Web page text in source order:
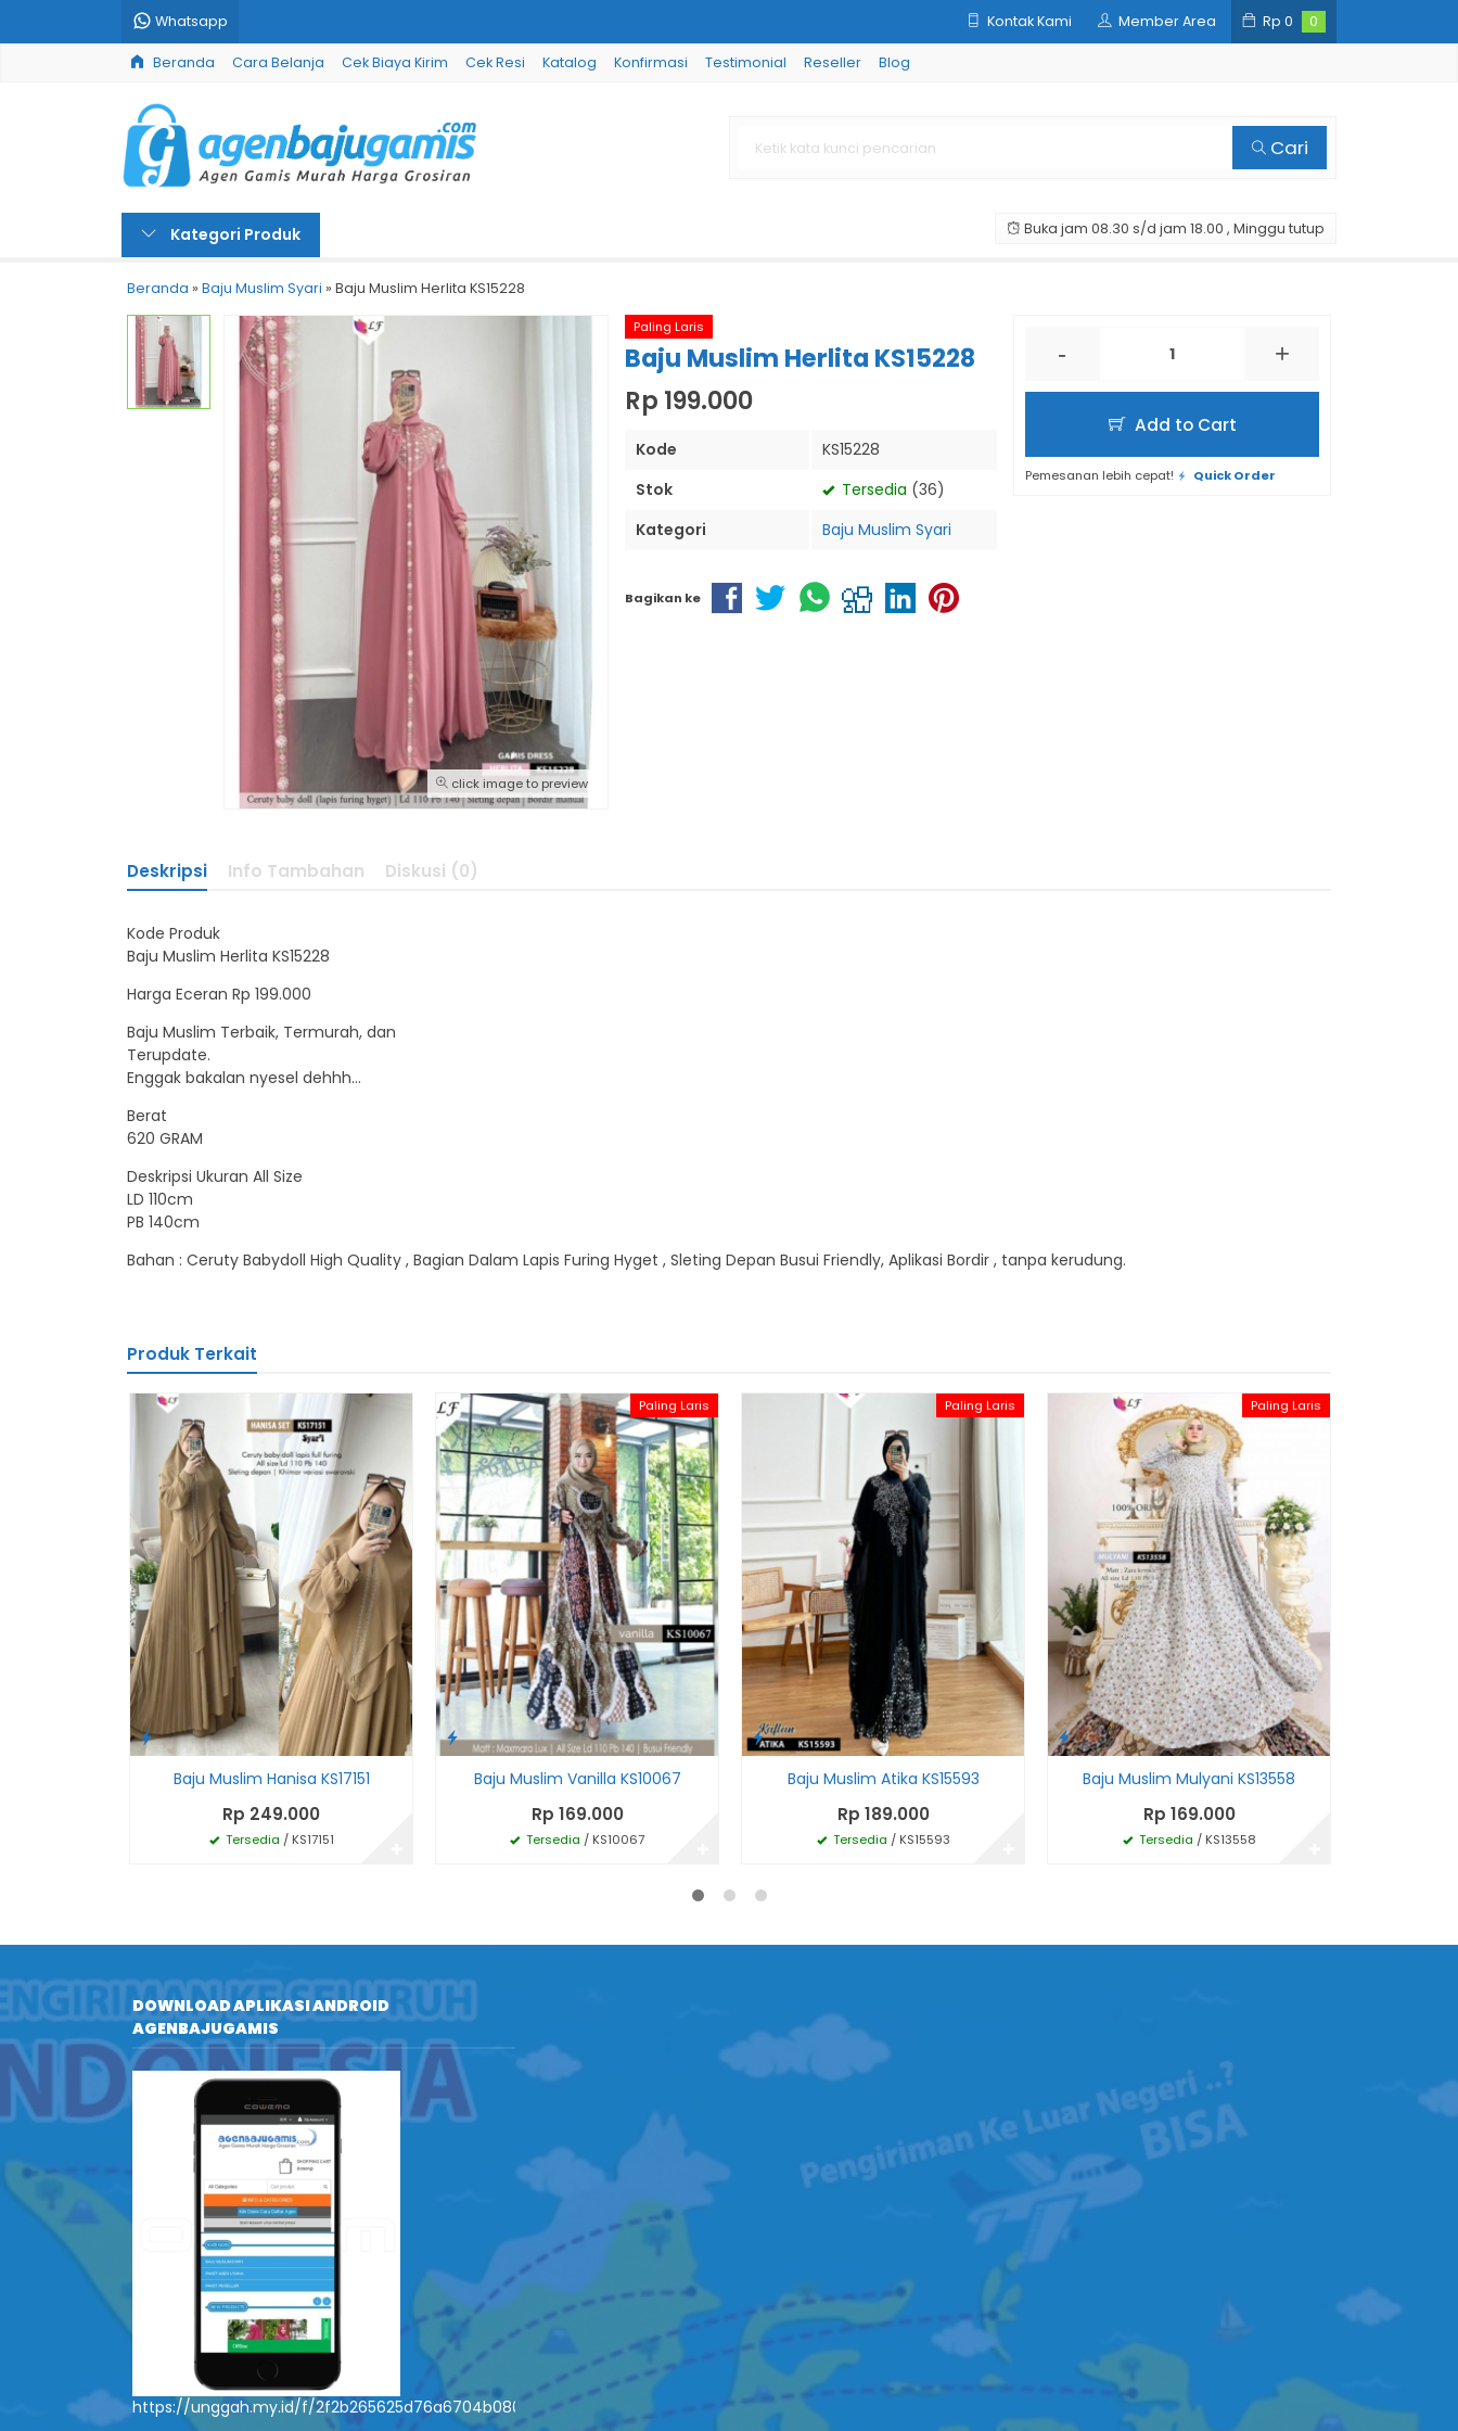
Whatsapp Kontak Kami Member Area Rp 0 0
Beranda Cara Belanja Cek Biaya Kirim Cek Resi Katalog Konfirmasi Testimonial Reseller Blog
Cari
Kategori Produk Buka jam 08.30 s/d jam 18.00 , Minggu tutup
Beranda » Baju Muslim Syari » Baju Muslim Herlita KS15228
click image to preview
Paling Laris
Baju Muslim Herlita KS15228
Rp 199.000
Kode
KS15228
Stok
Tersedia (36)
Kategori
Baju Muslim Syari
- +
Add to Cart
Pemesanan lebih cepat! Quick Order
Bagikan ke
Deskripsi Info Tambahan Diskusi (0)
Kode Produk
Baju Muslim Herlita KS15228
Harga Eceran Rp 199.000
Baju Muslim Terbaik, Termurah, dan
Terupdate.
Enggak bakalan nyesel dehhh…
Berat
620 GRAM
Deskripsi Ukuran All Size
LD 110cm
PB 140cm
Bahan : Ceruty Babydoll High Quality , Bagian Dalam Lapis Furing Hyget , Sleting Depan Busui Friendly, Aplikasi Bordir , tanpa kerudung.
Produk Terkait
Baju Muslim Hanisa KS17151
Rp 249.000
Tersedia / KS17151
Paling Laris
Baju Muslim Vanilla KS10067
Rp 169.000
Tersedia / KS10067
Paling Laris
Baju Muslim Atika KS15593
Rp 189.000
Tersedia / KS15593
Paling Laris
Baju Muslim Mulyani KS13558
Rp 169.000
Tersedia / KS13558
DOWNLOAD APLIKASI ANDROID
AGENBAJUGAMIS
https://unggah.my.id/f/2f2b265625d76a6704b08093c652fd79